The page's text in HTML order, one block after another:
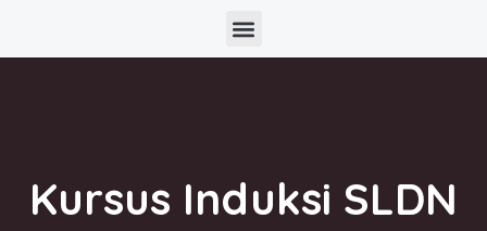
Kursus Induksi SLDN